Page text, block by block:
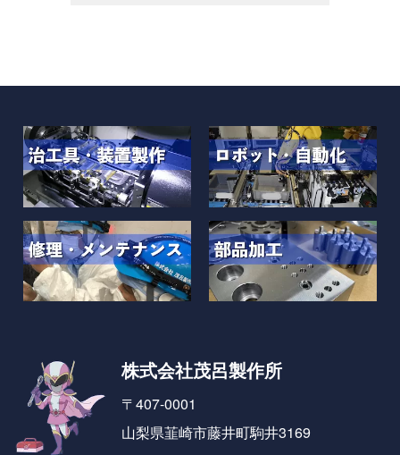
株式会社茂呂製作所
〒407-0001
山梨県韮崎市藤井町駒井3169